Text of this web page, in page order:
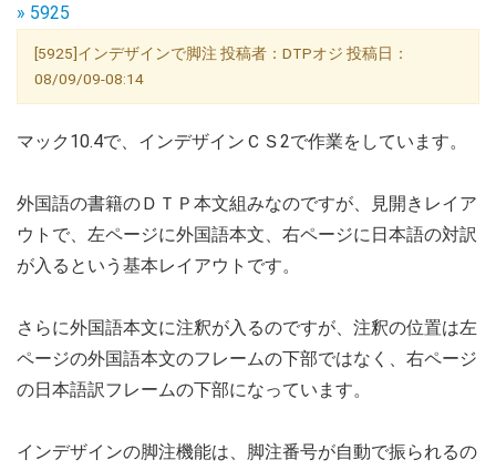
» 5925
[5925]インデザインで脚注 投稿者：DTPオジ 投稿日：
08/09/09-08:14
マック10.4で、インデザインＣＳ2で作業をしています。
外国語の書籍のＤＴＰ本文組みなのですが、見開きレイア
ウトで、左ページに外国語本文、右ページに日本語の対訳
が入るという基本レイアウトです。
さらに外国語本文に注釈が入るのですが、注釈の位置は左
ページの外国語本文のフレームの下部ではなく、右ページ
の日本語訳フレームの下部になっています。
インデザインの脚注機能は、脚注番号が自動で振られるの